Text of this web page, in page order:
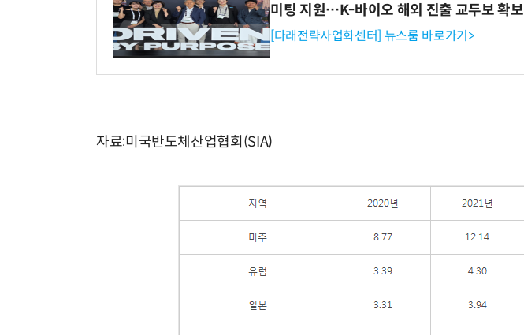
미팅 지원…K-바이오 해외 진출 교두보 확보
[다래전략사업화센터] 뉴스룸 바로가기>
자료:미국반도체산업협회(SIA)